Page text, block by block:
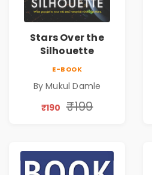
Stars Over the
Silhouette
E-BOOK
By Mukul Damle
₹190 ₹199